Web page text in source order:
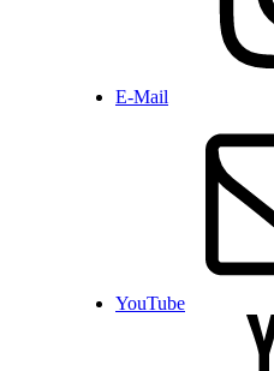
E-Mail
YouTube